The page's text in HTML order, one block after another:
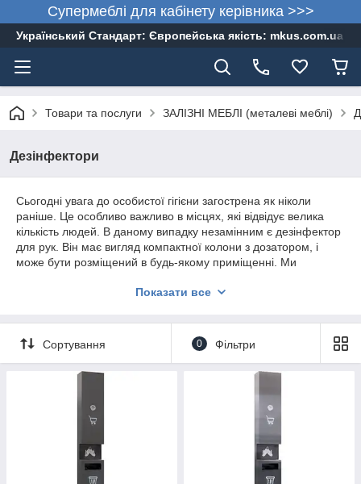
Супермеблі для кабінету керівника >>>
Український Стандарт: Європейська якість: mkus.com.ua
Товари та послуги ЗАЛІЗНІ МЕБЛІ (металеві меблі)
Дезінфектори
Сьогодні увага до особистої гігієни загострена як ніколи
раніше. Це особливо важливо в місцях, які відвідує велика
кількість людей. В даному випадку незамінним є дезінфектор
для рук. Він має вигляд компактної колони з дозатором, і
може бути розміщений в будь-якому приміщенні. Ми
сучасним вимогам безпеки.Показати все
Сортування 0 Фільтри